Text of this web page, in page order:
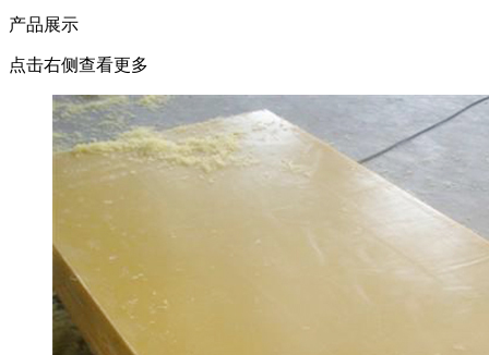
产品展示
点击右侧查看更多